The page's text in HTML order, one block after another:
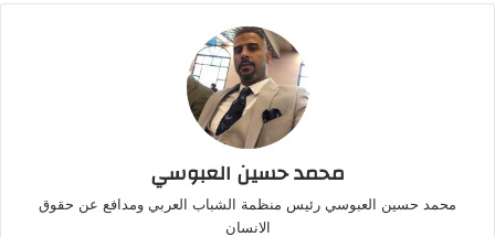
محمد حسين العبوسي
محمد حسين العبوسي رئيس منظمة الشباب العربي ومدافع عن حقوق
الانسان